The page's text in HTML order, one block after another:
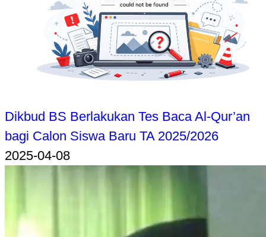
Dikbud BS Berlakukan Tes Baca Al-Qur’an
bagi Calon Siswa Baru TA 2025/2026
2025-04-08